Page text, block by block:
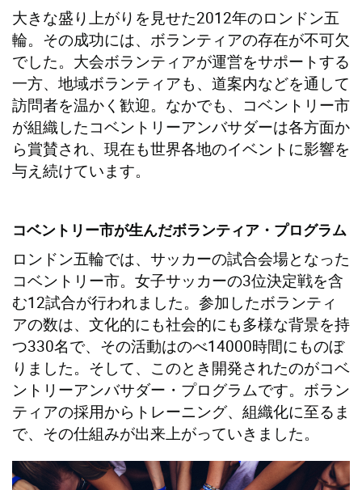
大きな盛り上がりを見せた2012年のロンドン五
輪。その成功には、ボランティアの存在が不可欠
でした。大会ボランティアが運営をサポートする
一方、地域ボランティアも、道案内などを通して
訪問者を温かく歓迎。なかでも、コベントリー市
が組織したコベントリーアンバサダーは各方面か
ら賞賛され、現在も世界各地のイベントに影響を
与え続けています。
コベントリー市が生んだボランティア・プログラム
ロンドン五輪では、サッカーの試合会場となった
コベントリー市。女子サッカーの3位決定戦を含
む12試合が行われました。参加したボランティ
アの数は、文化的にも社会的にも多様な背景を持
つ330名で、その活動はのべ14000時間にものぼ
りました。そして、このとき開発されたのがコベ
ントリーアンバサダー・プログラムです。ボラン
ティアの採用からトレーニング、組織化に至るま
で、その仕組みが出来上がっていきました。